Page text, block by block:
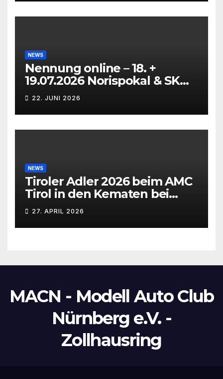
NEWS
Nennung online – 18. +
19.07.2026 Norispokal & SK
Lauf VG + EG
22. JUNI 2026
NEWS
Tiroler Adler 2026 beim AMC
Tirol in den Kematen bei
Innsbruck
27. APRIL 2026
MACN - Modell Auto Club
Nürnberg e.V. -
Zollhausring